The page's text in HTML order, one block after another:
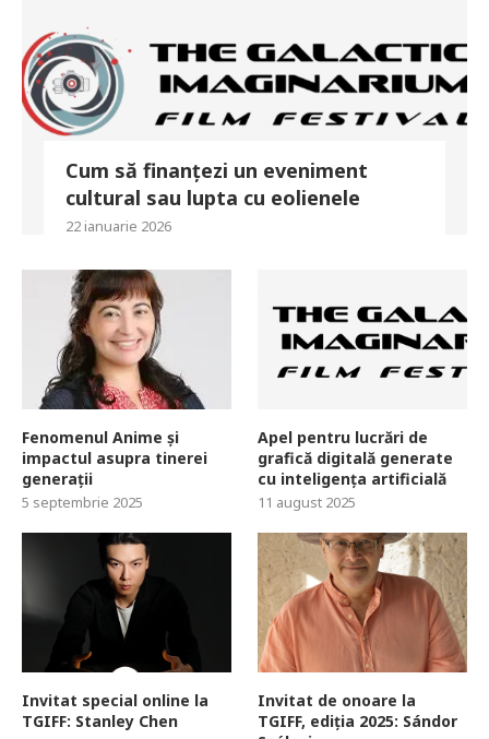
Cum să finanțezi un eveniment
cultural sau lupta cu eolienele
22 ianuarie 2026
Fenomenul Anime și
impactul asupra tinerei
generații
5 septembrie 2025
Apel pentru lucrări de
grafică digitală generate
cu inteligența artificială
11 august 2025
Invitat special online la
TGIFF: Stanley Chen
Invitat de onoare la
TGIFF, ediția 2025: Sándor